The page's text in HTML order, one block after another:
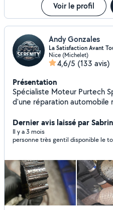
Voir le profil
Andy Gonzales
La Satisfaction Avant
Nice (Michelet)
4,6/5 (133 avis)
Présentation
Spécialiste Moteur Purtech
d'une réparation automobile
experts en matière de
d'entretien automobile.
quel renseignements
Dernier avis laissé par
Il y a 3 mois
personne très gentil disponible le